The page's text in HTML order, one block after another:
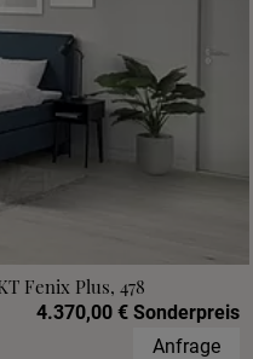
Fenix Plus, 478
4.370,00 € Sonderpreis
Anfrage